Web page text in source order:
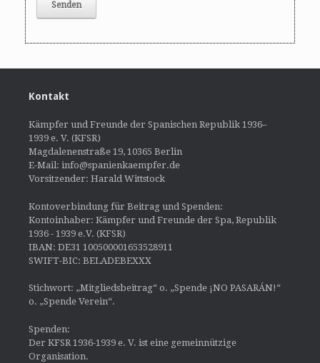
Kontakt
Kämpfer und Freunde der Spanischen Republik 1936–
1939 e. V. (KFSR)
Magdalenenstraße 19, 10365 Berlin
E-Mail: info@spanienkaempfer.de
Vorsitzender: Harald Wittstock
Kontoverbindung für Beitrag und Spenden:
Kontoinhaber: Kämpfer und Freunde der Spa, Republik
1936 - 1939 e.V. (KFSR)
IBAN: DE31 100500001653528911
SWIFT-BIC: BELADEBEXXX
Stichwort: „Mitgliedsbeitrag“ o. „Spende ¡NO PASARÁN!“
o. „Spende Verein“.
Spenden:
Der KFSR 1936-1939 e. V. ist eine gemeinnützige
Organisation.